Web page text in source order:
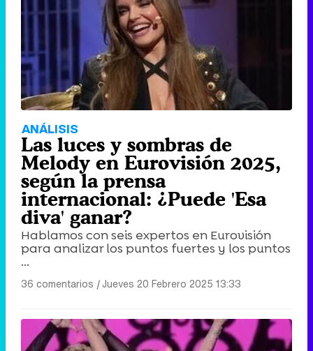
ANÁLISIS
Las luces y sombras de
Melody en Eurovisión 2025,
según la prensa
internacional: ¿Puede 'Esa
diva' ganar?
Hablamos con seis expertos en Eurovisión
para analizar los puntos fuertes y los puntos
...
36 comentarios |Jueves 20 Febrero 2025 13:33